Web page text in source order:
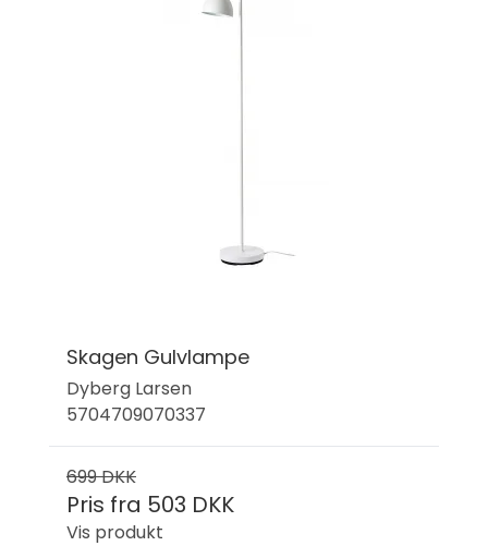
Skagen Gulvlampe
Dyberg Larsen
5704709070337
699 DKK
Pris fra 503 DKK
Vis produkt